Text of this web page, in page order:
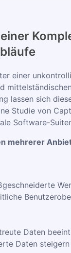
einer
lassen sich
Studie von
Software-
mehrerer
Daten
Daten